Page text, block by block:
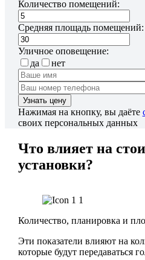
Количество помещений:
Средняя площадь помещений:
Уличное оповещение:
да
нет
Нажимая на кнопку, вы даёте
своих персональных данных
Что влияет на
установки?
Количество, планировка и
Эти показатели влияют на
которые будут передаваться